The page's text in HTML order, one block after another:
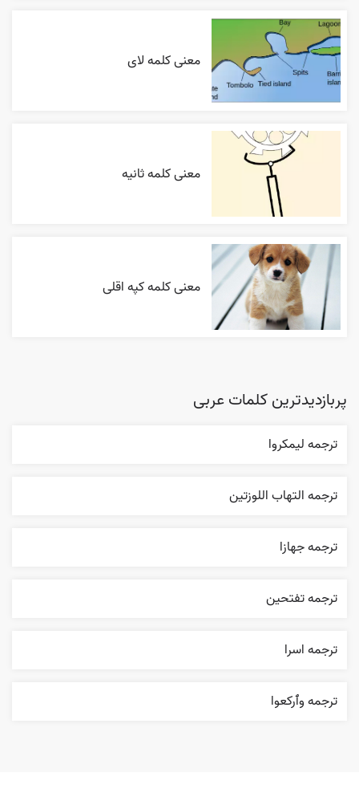
معنی کلمه لای
معنی کلمه ثانیه
معنی کلمه کپه اقلی
پربازدیدترین کلمات عربی
ترجمه ليمکروا
ترجمه التهاب اللوزتين
ترجمه جهازا
ترجمه تفتحين
ترجمه اسرا
ترجمه وٱرکعوا